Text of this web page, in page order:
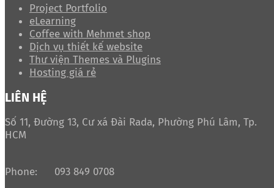
Project Portfolio
eLearning
Coffee with Mehmet shop
Dịch vụ thiết kế website
Thư viện Themes và Plugins
Hosting giá rẻ
LIÊN HỆ
Số 11, Đường 13, Cư xá Đài Rada, Phường Phú Lâm, Tp.
HCM
Phone:
093 849 0708